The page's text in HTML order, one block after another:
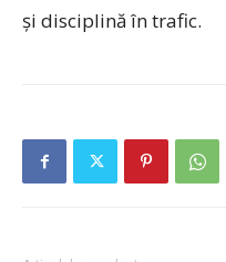
și disciplină în trafic.